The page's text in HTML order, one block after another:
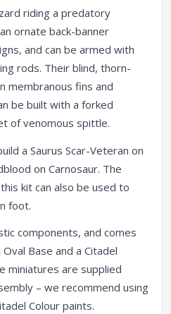
riding a predatory
ornate back-banner
and can be armed with
rods. Their blind, thorn-
membranous fins and
be built with a forked
of venomous spittle.
a Saurus Scar-Veteran on
on Carnosaur. The
kit can also be used to
foot.
components, and comes
Base and a Citadel
miniatures are supplied
– we recommend using
Colour paints.